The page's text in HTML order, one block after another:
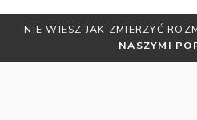
NIE WIESZ JAK ZMIERZYĆ
NASZYMI